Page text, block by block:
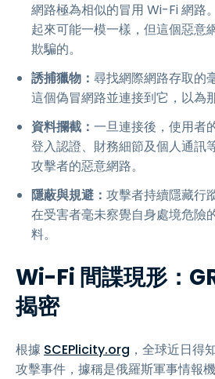
網路極為相似的冒用 Wi-Fi 網路
起來可能一模一樣，但這個惡意
欺騙的。
誘捕獵物： 尋找網際網路存取的
這個偽冒網路並連接到它，以為
資料攔截： 一旦連接後，使用者
登入認證、財務細節及個人通訊
攻擊者的惡意網路。
隱蔽與規避： 攻擊者持續隱藏行
在受害者毫未察覺自身處境危險
料。
Wi-Fi 間諜現形：
揭密
根據 SCEPlicity.org ，全球近日得
攻擊事件，據稱是俄羅斯軍事情報